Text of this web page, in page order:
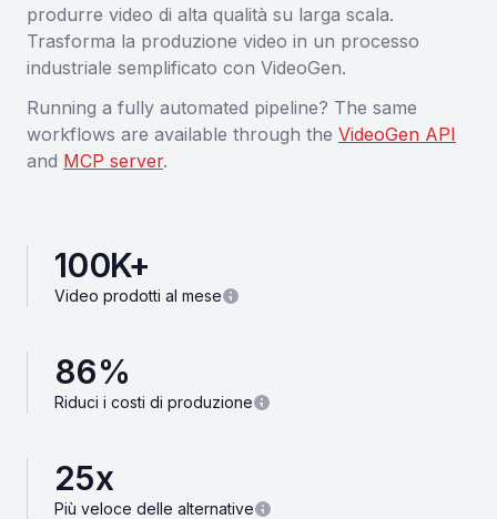
produrre video di alta qualità su larga scala.
Trasforma la produzione video in un processo
industriale semplificato con VideoGen.
Running a fully automated pipeline? The same
workflows are available through the VideoGen API
and MCP server.
100K+
Video prodotti al mese
86%
Riduci i costi di produzione
25x
Più veloce delle alternative